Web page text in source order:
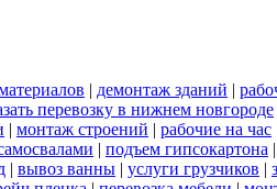
| демонтаж зданий |
перевозку в нижнем новгороде
| монтаж строений | рабочие на час
| подъем гипсокартона |
| вывоз ванны | услуги грузчиков |